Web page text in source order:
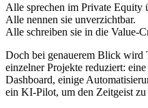
Alle sprechen im Private Equity
Alle nennen sie unverzichtbar.
Alle schreiben sie in die Value-
Doch bei genauerem Blick wird
einzelner Projekte reduziert:
Dashboard, einige
ein KI-Pilot, um den Zeitgeist zu